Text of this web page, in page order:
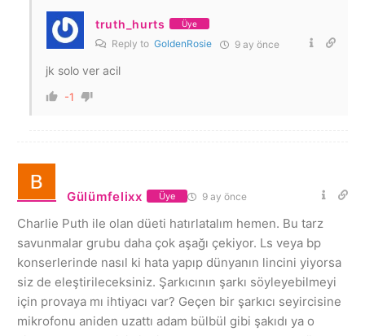
truth_hurts Üye
Reply to GoldenRosie 9 ay önce
jk solo ver acil
-1
Gülümfelixx Üye 9 ay önce
Charlie Puth ile olan düeti hatırlatalım hemen. Bu tarz
savunmalar grubu daha çok aşağı çekiyor. Ls veya bp
konserlerinde nasıl ki hata yapıp dünyanın lincini yiyorsa
siz de eleştirileceksiniz. Şarkıcının şarkı söyleyebilmeyi
için provaya mı ihtiyacı var? Geçen bir şarkıcı seyircisine
mikrofonu aniden uzattı adam bülbül gibi şakıdı ya o